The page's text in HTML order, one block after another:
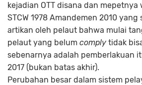
kejadian OTT disana dan mepetnya
STCW 1978 Amandemen 2010
artikan oleh pelaut bahwa mulai
pelaut yang belum comply tidak
sebenarnya adalah pemberlakuan
2017 (bukan batas akhir).
Perubahan besar dalam sistem